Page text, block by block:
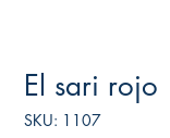
El sari rojo
SKU: 1107